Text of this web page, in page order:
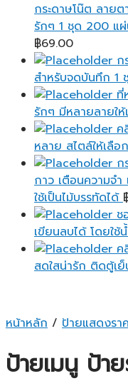
กระดาษโน๊ต ลาย
รักๆ 1 ชุด 200 แผ่
฿69.00
ก
สำหรับจดบันทึก 1
ที่
รักๆ มีหลายลายให้
ค
หลาย สไตล์ให้เลื
ก
กาว เตือนความจํ
ใช้เป็นไม้บรรทัดได้
ช
เขียนลบได้ โดยใช้
ค
สดใสน่ารัก ติดตู้เ
หน้าหลัก / ป้ายแสดงรา
ป้ายเมนู ป้า